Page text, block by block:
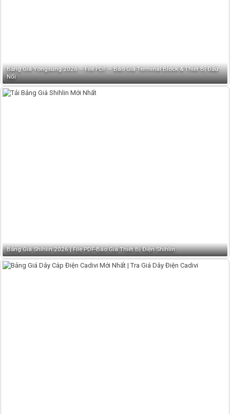
Bảng Giá Yongsung 2026 – File PDF – Báo Giá Terminal Block & Thiết Bị Đấu
Nối
Bảng Giá Shihlin 2026 | File PDF-Báo Giá Thiết Bị Điện Shihlin